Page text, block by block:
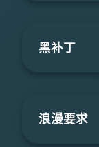
黑补丁
浪漫要求